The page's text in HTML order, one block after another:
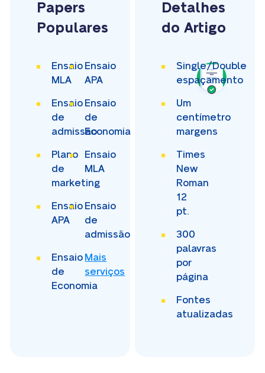
Papers
Populares
Ensaio
MLA
Ensaio
APA
Ensaio
de
admissão
Ensaio
de
Economia
Plano
de
marketing
Ensaio
MLA
Ensaio
APA
Ensaio
de
admissão
Ensaio
de
Economia
Mais
serviços
Detalhes
do Artigo
Single/Double
espaçamento
Um
centímetro
margens
Times
New
Roman
12
pt.
300
palavras
por
página
Fontes
atualizadas